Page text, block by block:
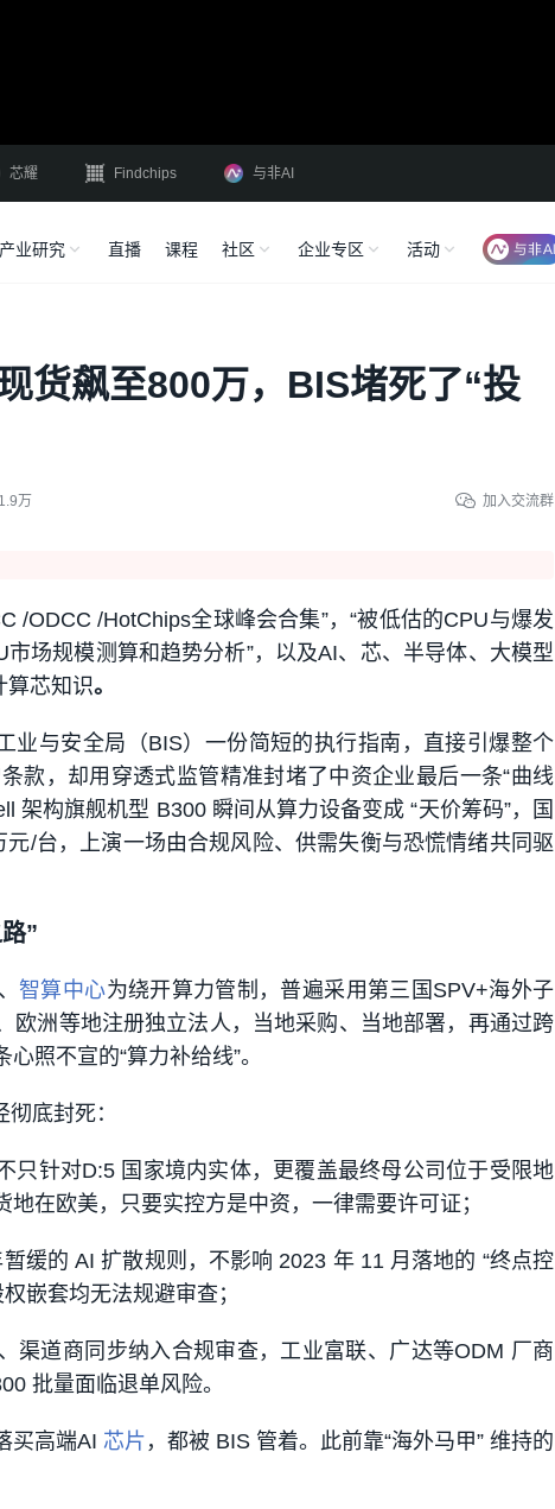
芯耀 Findchips 与非AI
产业研究 直播 课程 社区 企业专区 活动
货飙至800万，BIS堵死了“投
1.9万 加入交流群
/ODCC /HotChips全球峰会合集”，“被低估的CPU与爆发
场规模测算和趋势分析”，以及AI、芯、半导体、大模型
算芯知识。
业与安全局（BIS）一份简短的执行指南，直接引爆整个
款，却用 穿透式监管精准封堵了中资企业最后一条“曲线
架构旗舰机型 B300 瞬间从算力设备变成 “天价筹码”，国
元/台，上演一场由合规风险、供需失衡与恐慌情绪共同驱
”
、 智算中心为绕开算力管制，普遍采用 第三国SPV+海外子
欧洲等地注册独立法人，当地采购、当地部署，再通过跨
照不宣的“算力补给线”。
底封死：
只针对D:5 国家境内实体，更覆盖最终母公司位于受限地
在欧美，只要实控方是中资，一律需要许可证；
缓的 AI 扩散规则，不影响 2023 年 11 月落地的 “终点控
嵌套均无法规避审查；
渠道商同步纳入合规审查，工业富联、广达等ODM 厂商
批量面临退单风险。
买高端AI 芯片 ，都被 BIS 管着。此前靠“海外马甲” 维持的